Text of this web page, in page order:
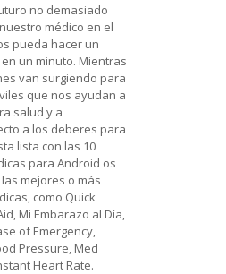
no demasiado
médico en el
pueda hacer un
un minuto. Mientras
van surgiendo para
que nos ayudan a
salud y a
a los deberes para
lista con las 10
para Android os
mejores o más
como Quick
Mi Embarazo al Día,
of Emergency,
Pressure, Med
Heart Rate.